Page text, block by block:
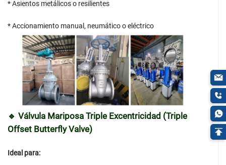
* Asientos metálicos o resilientes
* Accionamiento manual, neumático o eléctrico
🔹 Válvula Mariposa Triple Excentricidad (Triple
Offset Butterfly Valve)
Ideal para: